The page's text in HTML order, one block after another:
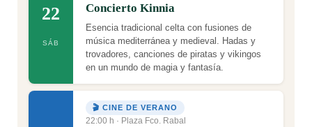
22
SÁB
Concierto Kinnia
Esencia tradicional celta con fusiones de
música mediterránea y medieval. Hadas y
trovadores, canciones de piratas y vikingos
en un mundo de magia y fantasía.
🎬 CINE DE VERANO
22:00 h · Plaza Fco. Rabal